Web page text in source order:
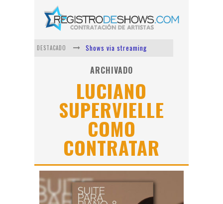
DESTACADO
Shows via streaming
Lit Killah
Nicki Nicole
Duki
Vi Em
Los Ángeles Azules
ARCHIVADO
LUCIANO
SUPERVIELLE
COMO
CONTRATAR